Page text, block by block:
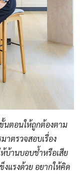
นตอนให้ถูกต้องตาม
าตรวจสอบเรื่อง
ห้บ้านบอบช้ำหรือเสีย
แรงด้วย อยากให้คิด